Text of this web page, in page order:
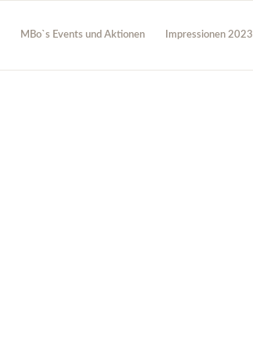
MBo`s Events und Aktionen Impressionen 2023